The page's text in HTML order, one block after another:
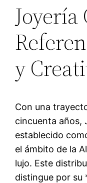
y
Con una
cincuenta años,
establecido
el ámbito de la
lujo. Este
distingue por su